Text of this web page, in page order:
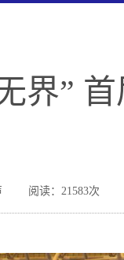
界”
阅读：21583次